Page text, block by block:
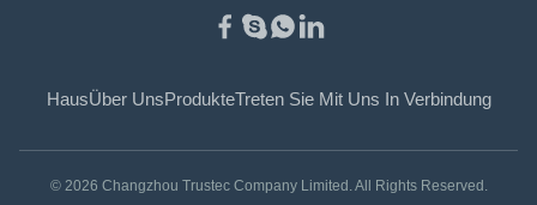
HausÜber UnsProdukteTreten Sie Mit Uns In Verbindung
© 2026 Changzhou Trustec Company Limited. All Rights Reserved.